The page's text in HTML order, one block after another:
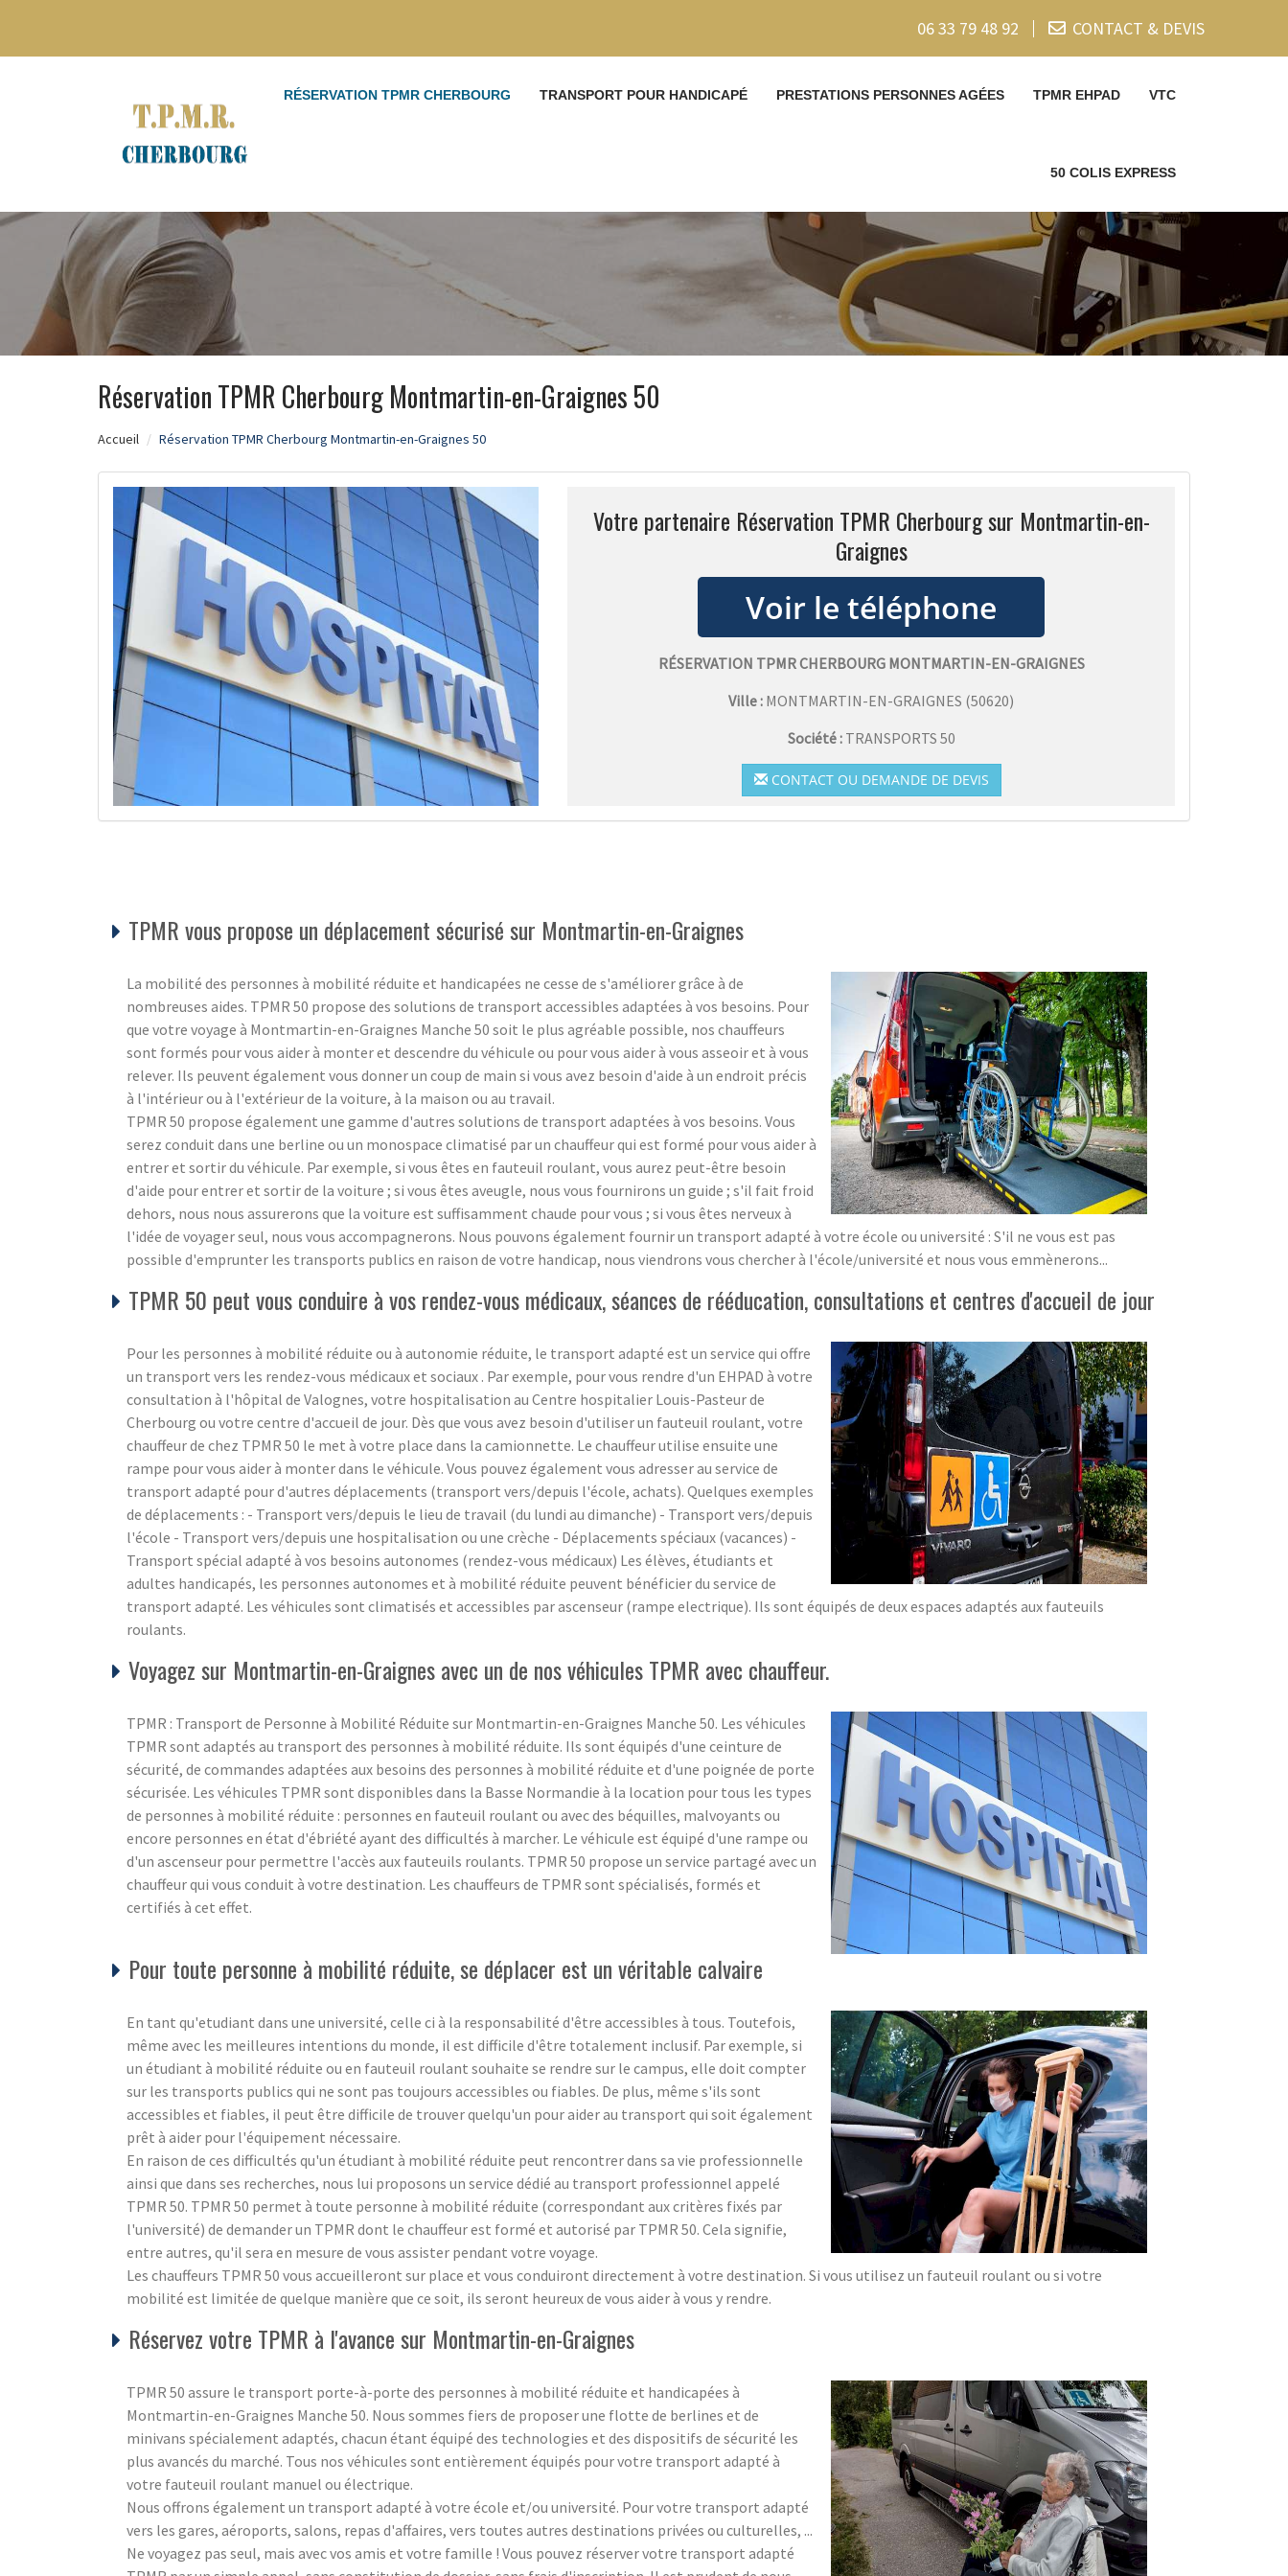
06 33 79 48 92 CONTACT & DEVIS
RÉSERVATION TPMR CHERBOURG TRANSPORT POUR HANDICAPÉ PRESTATIONS PERSONNES AGÉES TPMR EHPAD VTC
50 COLIS EXPRESS
Réservation TPMR Cherbourg Montmartin-en-Graignes 50
Accueil Réservation TPMR Cherbourg Montmartin-en-Graignes 50
Votre partenaire Réservation TPMR Cherbourg sur Montmartin-en-
Graignes
RÉSERVATION TPMR CHERBOURG MONTMARTIN-EN-GRAIGNES
Ville : MONTMARTIN-EN-GRAIGNES (50620)
Société : TRANSPORTS 50
CONTACT OU DEMANDE DE DEVIS
TPMR vous propose un déplacement sécurisé sur Montmartin-en-Graignes
La mobilité des personnes à mobilité réduite et handicapées ne cesse de s'améliorer grâce à de
nombreuses aides. TPMR 50 propose des solutions de transport accessibles adaptées à vos besoins. Pour
que votre voyage à Montmartin-en-Graignes Manche 50 soit le plus agréable possible, nos chauffeurs
sont formés pour vous aider à monter et descendre du véhicule ou pour vous aider à vous asseoir et à vous
relever. Ils peuvent également vous donner un coup de main si vous avez besoin d'aide à un endroit précis
à l'intérieur ou à l'extérieur de la voiture, à la maison ou au travail.
TPMR 50 propose également une gamme d'autres solutions de transport adaptées à vos besoins. Vous
serez conduit dans une berline ou un monospace climatisé par un chauffeur qui est formé pour vous aider à
entrer et sortir du véhicule. Par exemple, si vous êtes en fauteuil roulant, vous aurez peut-être besoin
d'aide pour entrer et sortir de la voiture ; si vous êtes aveugle, nous vous fournirons un guide ; s'il fait froid
dehors, nous nous assurerons que la voiture est suffisamment chaude pour vous ; si vous êtes nerveux à
l'idée de voyager seul, nous vous accompagnerons. Nous pouvons également fournir un transport adapté à votre école ou université : S'il ne vous est pas
possible d'emprunter les transports publics en raison de votre handicap, nous viendrons vous chercher à l'école/université et nous vous emmènerons...
TPMR 50 peut vous conduire à vos rendez-vous médicaux, séances de rééducation, consultations et centres d'accueil de jour
Pour les personnes à mobilité réduite ou à autonomie réduite, le transport adapté est un service qui offre
un transport vers les rendez-vous médicaux et sociaux . Par exemple, pour vous rendre d'un EHPAD à votre
consultation à l'hôpital de Valognes, votre hospitalisation au Centre hospitalier Louis-Pasteur de
Cherbourg ou votre centre d'accueil de jour. Dès que vous avez besoin d'utiliser un fauteuil roulant, votre
chauffeur de chez TPMR 50 le met à votre place dans la camionnette. Le chauffeur utilise ensuite une
rampe pour vous aider à monter dans le véhicule. Vous pouvez également vous adresser au service de
transport adapté pour d'autres déplacements (transport vers/depuis l'école, achats). Quelques exemples
de déplacements : - Transport vers/depuis le lieu de travail (du lundi au dimanche) - Transport vers/depuis
l'école - Transport vers/depuis une hospitalisation ou une crèche - Déplacements spéciaux (vacances) -
Transport spécial adapté à vos besoins autonomes (rendez-vous médicaux) Les élèves, étudiants et
adultes handicapés, les personnes autonomes et à mobilité réduite peuvent bénéficier du service de
transport adapté. Les véhicules sont climatisés et accessibles par ascenseur (rampe electrique). Ils sont équipés de deux espaces adaptés aux fauteuils
roulants.
Voyagez sur Montmartin-en-Graignes avec un de nos véhicules TPMR avec chauffeur.
TPMR : Transport de Personne à Mobilité Réduite sur Montmartin-en-Graignes Manche 50. Les véhicules
TPMR sont adaptés au transport des personnes à mobilité réduite. Ils sont équipés d'une ceinture de
sécurité, de commandes adaptées aux besoins des personnes à mobilité réduite et d'une poignée de porte
sécurisée. Les véhicules TPMR sont disponibles dans la Basse Normandie à la location pour tous les types
de personnes à mobilité réduite : personnes en fauteuil roulant ou avec des béquilles, malvoyants ou
encore personnes en état d'ébriété ayant des difficultés à marcher. Le véhicule est équipé d'une rampe ou
d'un ascenseur pour permettre l'accès aux fauteuils roulants. TPMR 50 propose un service partagé avec un
chauffeur qui vous conduit à votre destination. Les chauffeurs de TPMR sont spécialisés, formés et
certifiés à cet effet.
Pour toute personne à mobilité réduite, se déplacer est un véritable calvaire
En tant qu'etudiant dans une université, celle ci à la responsabilité d'être accessibles à tous. Toutefois,
même avec les meilleures intentions du monde, il est difficile d'être totalement inclusif. Par exemple, si
un étudiant à mobilité réduite ou en fauteuil roulant souhaite se rendre sur le campus, elle doit compter
sur les transports publics qui ne sont pas toujours accessibles ou fiables. De plus, même s'ils sont
accessibles et fiables, il peut être difficile de trouver quelqu'un pour aider au transport qui soit également
prêt à aider pour l'équipement nécessaire.
En raison de ces difficultés qu'un étudiant à mobilité réduite peut rencontrer dans sa vie professionnelle
ainsi que dans ses recherches, nous lui proposons un service dédié au transport professionnel appelé
TPMR 50. TPMR 50 permet à toute personne à mobilité réduite (correspondant aux critères fixés par
l'université) de demander un TPMR dont le chauffeur est formé et autorisé par TPMR 50. Cela signifie,
entre autres, qu'il sera en mesure de vous assister pendant votre voyage.
Les chauffeurs TPMR 50 vous accueilleront sur place et vous conduiront directement à votre destination. Si vous utilisez un fauteuil roulant ou si votre
mobilité est limitée de quelque manière que ce soit, ils seront heureux de vous aider à vous y rendre.
Réservez votre TPMR à l'avance sur Montmartin-en-Graignes
TPMR 50 assure le transport porte-à-porte des personnes à mobilité réduite et handicapées à
Montmartin-en-Graignes Manche 50. Nous sommes fiers de proposer une flotte de berlines et de
minivans spécialement adaptés, chacun étant équipé des technologies et des dispositifs de sécurité les
plus avancés du marché. Tous nos véhicules sont entièrement équipés pour votre transport adapté à
votre fauteuil roulant manuel ou électrique.
Nous offrons également un transport adapté à votre école et/ou université. Pour votre transport adapté
vers les gares, aéroports, salons, repas d'affaires, vers toutes autres destinations privées ou culturelles, ...
Ne voyagez pas seul, mais avec vos amis et votre famille ! Vous pouvez réserver votre transport adapté